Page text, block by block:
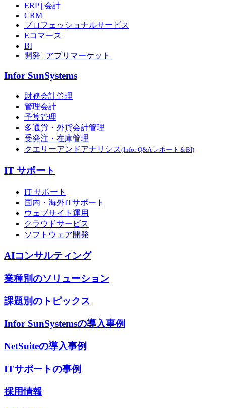
ERP | 会計
CRM
プロフェッショナルサービス
Eコマース
BI
開発 | アプリマーケット
Infor SunSystems
財務会計管理
管理会計
予算管理
多通貨・外貨会計管理
受発注・在庫管理
クエリーアンドアナリシス(Infor Q&A レポート＆BI)
IT サポート
IT サポート
国内・海外ITサポート
ウェブサイト運用
クラウドサービス
ソフトウェア開発
AIコンサルティング
業種別のソリューション
課題別のトピックス
Infor SunSystemsの導入事例
NetSuiteの導入事例
ITサポートの事例
採用情報